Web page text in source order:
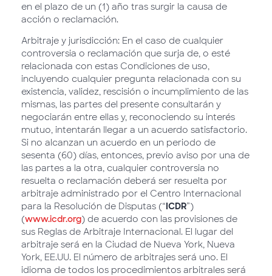
en el plazo de un (1) año tras surgir la causa de
acción o reclamación.
Arbitraje y jurisdicción: En el caso de cualquier
controversia o reclamación que surja de, o esté
relacionada con estas Condiciones de uso,
incluyendo cualquier pregunta relacionada con su
existencia, validez, rescisión o incumplimiento de las
mismas, las partes del presente consultarán y
negociarán entre ellas y, reconociendo su interés
mutuo, intentarán llegar a un acuerdo satisfactorio.
Si no alcanzan un acuerdo en un periodo de
sesenta (60) días, entonces, previo aviso por una de
las partes a la otra, cualquier controversia no
resuelta o reclamación deberá ser resuelta por
arbitraje administrado por el Centro Internacional
para la Resolución de Disputas (“ICDR”)
(www.icdr.org) de acuerdo con las provisiones de
sus Reglas de Arbitraje Internacional. El lugar del
arbitraje será en la Ciudad de Nueva York, Nueva
York, EE.UU. El número de arbitrajes será uno. El
idioma de todos los procedimientos arbitrales será